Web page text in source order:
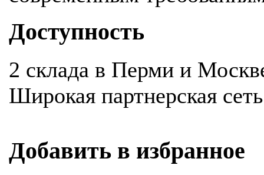
Доступность
2 склада в Перми и
Широкая партнерская
Добавить в избранное